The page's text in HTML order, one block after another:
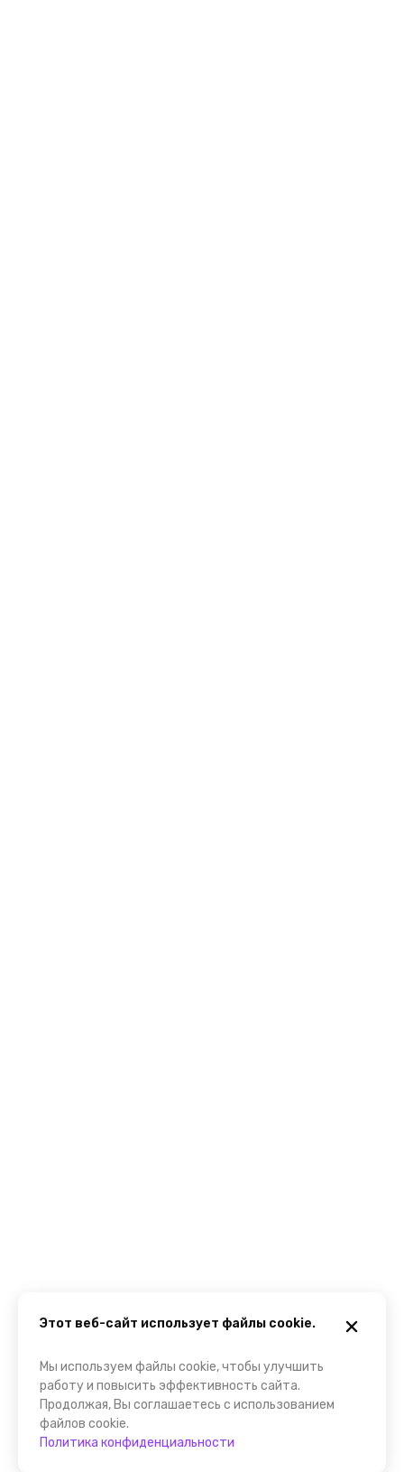
Этот веб-сайт использует файлы cookie.
Мы используем файлы cookie, чтобы улучшить
работу и повысить эффективность сайта.
Продолжая, Вы соглашаетесь с использованием
файлов cookie.
Политика конфиденциальности